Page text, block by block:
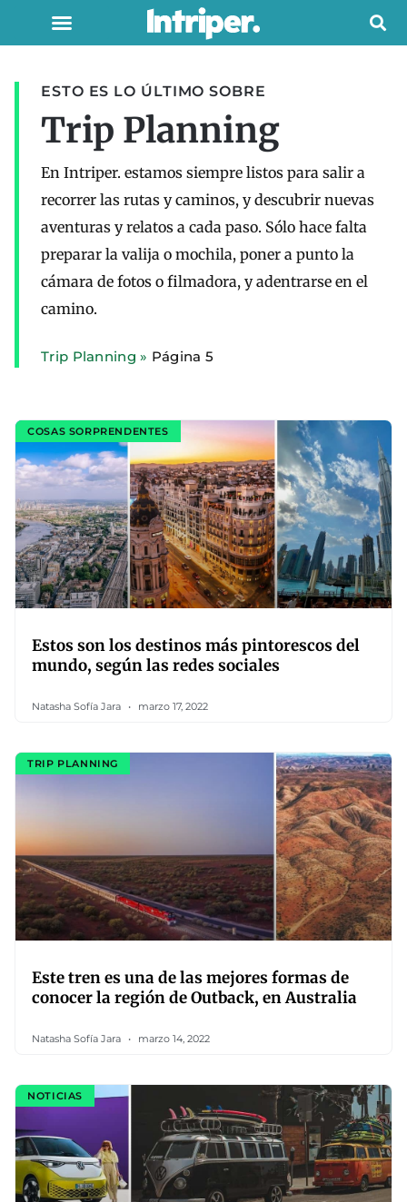
ESTO ES LO ÚLTIMO SOBRE
Trip Planning
En Intriper. estamos siempre listos para salir a
recorrer las rutas y caminos, y descubrir nuevas
aventuras y relatos a cada paso. Sólo hace falta
preparar la valija o mochila, poner a punto la
cámara de fotos o filmadora, y adentrarse en el
camino.
Trip Planning » Página 5
COSAS SORPRENDENTES
Estos son los destinos más pintorescos del
mundo, según las redes sociales
Natasha Sofía Jara marzo 17, 2022
TRIP PLANNING
Este tren es una de las mejores formas de
conocer la región de Outback, en Australia
Natasha Sofía Jara marzo 14, 2022
NOTICIAS